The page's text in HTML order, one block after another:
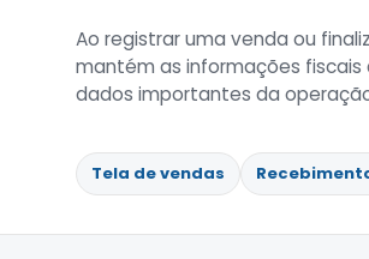
Ao registrar uma venda ou
mantém as informações fiscais
dados importantes da
Tela de vendas